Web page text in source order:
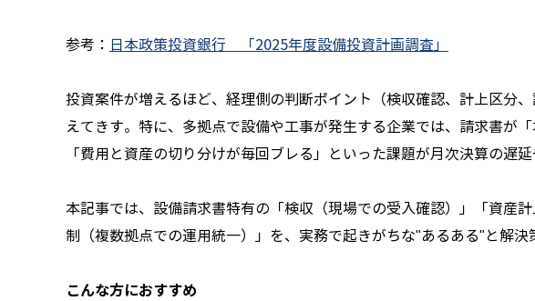
参考： 日本政策投資銀行 「2025年度設備投資計画調査」
投資案件が増えるほど、経理側の判断ポイント（検収確認、計上区分
えてきす。特に、多拠点で設備や工事が発生する企業では、請求書が
「費用と資産の切り分けが毎回ブレる」といった課題が月次決算の遅
本記事では、設備請求書特有の「検収（現場での受入確認）」「資産
制（複数拠点での運用統一）」を、実務で起きがちな"あるある"と解決
こんな方におすすめ